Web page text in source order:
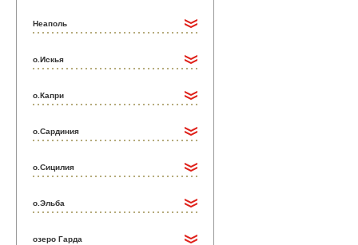
Неаполь
о.Искья
о.Капри
о.Сардиния
о.Сицилия
о.Эльба
озеро Гарда